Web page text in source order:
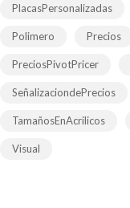
PlacasPersonalizadas
Polimero Precios
PreciosPivotPricer
SeñalizaciondePrecios
TamañosEnAcrilicos
Visual